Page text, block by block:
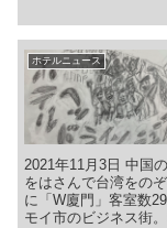
ホテルニュース
2021年11月3日 中国
をはさんで台湾をの
に「W廈門」客室数
モイ市のビジネス街